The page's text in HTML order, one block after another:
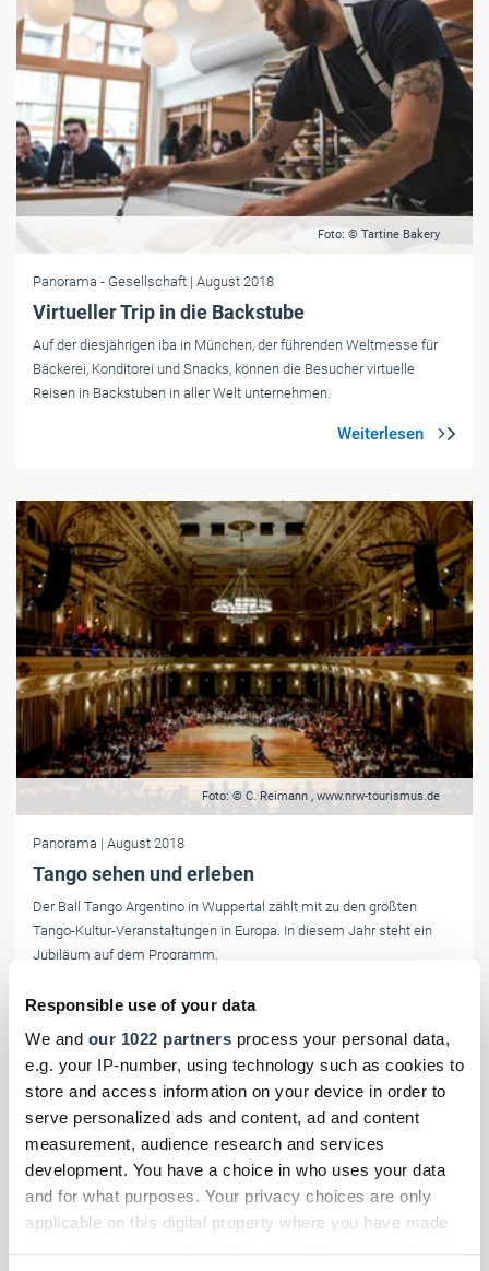
Responsible use of your data
We and our 1022 partners process your personal data,
e.g. your IP-number, using technology such as cookies to
store and access information on your device in order to
serve personalized ads and content, ad and content
measurement, audience research and services
development. You have a choice in who uses your data
and for what purposes. Your privacy choices are only
applicable on this digital property where you have made
Foto: © Tartine Bakery
Panorama - Gesellschaft | August 2018
Virtueller Trip in die Backstube
Auf der diesjährigen iba in München, der führenden Weltmesse für
Bäckerei, Konditorei und Snacks, können die Besucher virtuelle
Reisen in Backstuben in aller Welt unternehmen.
Foto: © C. Reimann , www.nrw-tourismus.de
Panorama | August 2018
Tango sehen und erleben
Der Ball Tango Argentino in Wuppertal zählt mit zu den größten
Tango-Kultur-Veranstaltungen in Europa. In diesem Jahr steht ein
Jubiläum auf dem Programm.